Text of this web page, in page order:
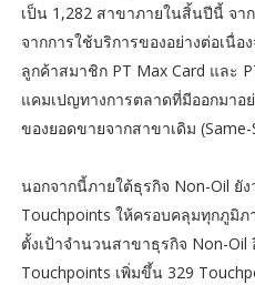
เป็น 1,282 สาขาภายในสิ้นปีนี้ จา
จากการใช้บริการของอย่างต่อเนื่
ลูกค้าสมาชิก PT Max Card และ
แคมเปญทางการตลาดที่มีออกมาอ
ของยอดขายจากสาขาเดิม
นอกจากนี้ภายใต้ธุรกิจ Non-Oil ยั
Touchpoints ให้ครอบคลุมทุกภูมิภ
ตั้งเป้าจำนวนสาขาธุรกิจ Non-Oil
Touchpoints เพิ่มขึ้น 329